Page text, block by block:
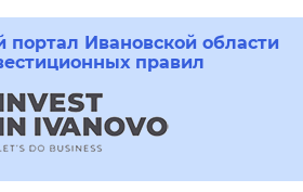
портал Ивановской области
правил